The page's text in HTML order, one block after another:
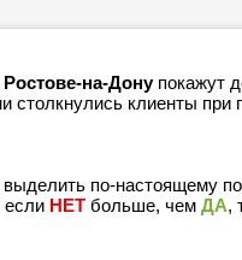
на-Донупокажут
столкнулись клиенты при
по-настоящему
НЕТбольше, чем ДА,